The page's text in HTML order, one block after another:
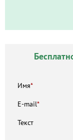
Имя*
E-mail*
Текст